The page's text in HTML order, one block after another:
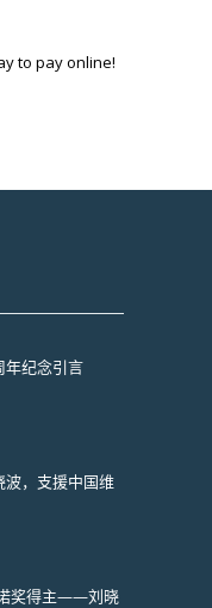
年纪念引言
波，支援中国维
诺奖得主——刘晓